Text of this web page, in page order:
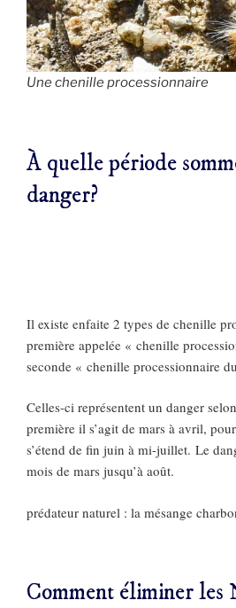
Une chenille processionnaire
À quelle période
danger?
Il existe enfaite 2 types de chenille
première appelée « chenille
seconde « chenille processionnaire
Celles-ci représentent un danger
première il s’agit de mars à avril,
s’étend de fin juin à mi-juillet. Le
mois de mars jusqu’à août.
prédateur naturel : la mésange
Comment éliminer les